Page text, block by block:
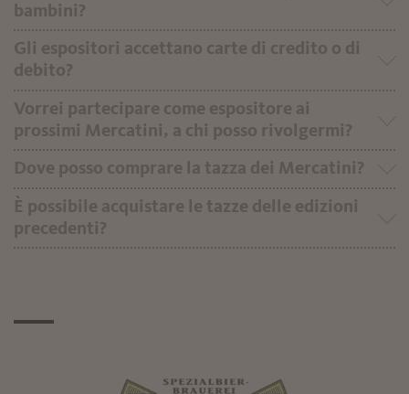
bambini?
Gli espositori accettano carte di credito o di
debito?
Vorrei partecipare come espositore ai
prossimi Mercatini, a chi posso rivolgermi?
Dove posso comprare la tazza dei Mercatini?
È possibile acquistare le tazze delle edizioni
precedenti?